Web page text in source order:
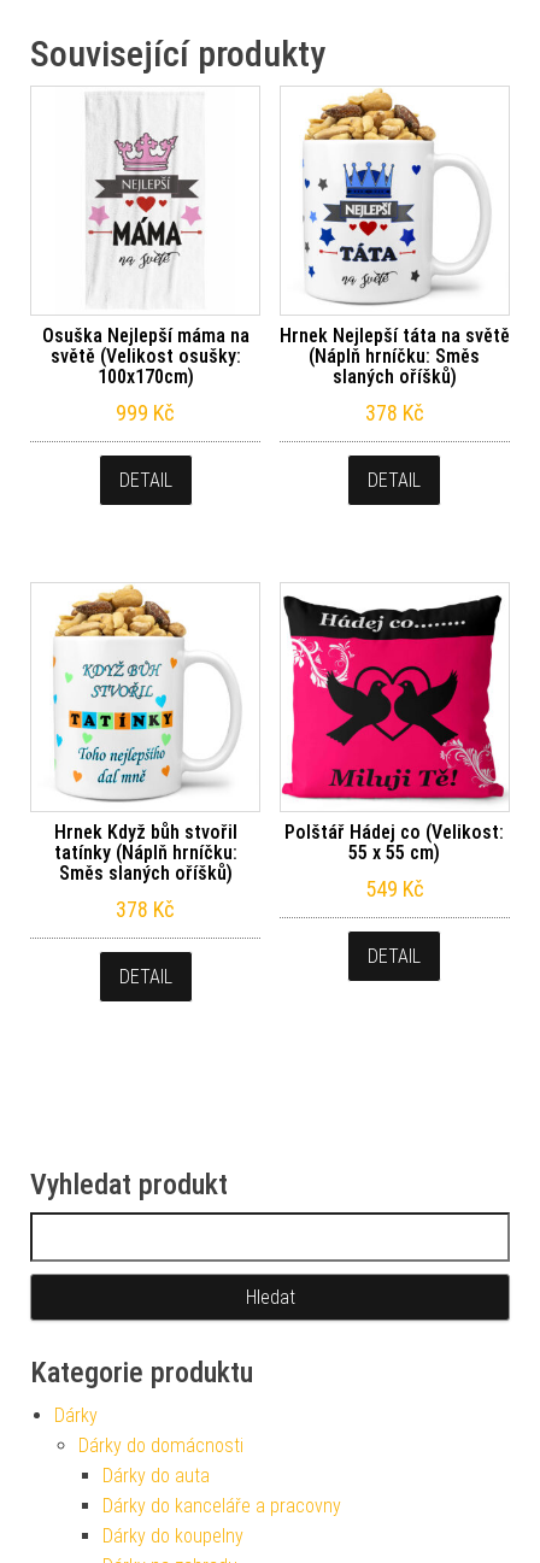
Související produkty
Osuška Nejlepší máma na
světě (Velikost osušky:
100x170cm)
999 Kč
DETAIL
Hrnek Nejlepší táta na světě
(Náplň hrníčku: Směs
slaných oříšků)
378 Kč
DETAIL
Hrnek Když bůh stvořil
tatínky (Náplň hrníčku:
Směs slaných oříšků)
378 Kč
DETAIL
Polštář Hádej co (Velikost:
55 x 55 cm)
549 Kč
DETAIL
Vyhledat produkt
Kategorie produktu
Dárky
Dárky do domácnosti
Dárky do auta
Dárky do kanceláře a pracovny
Dárky do koupelny